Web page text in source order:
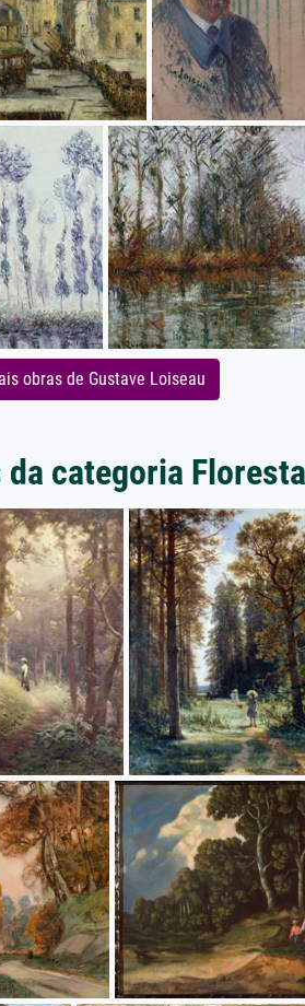
obras de Gustave Loiseau
da categoria Floresta